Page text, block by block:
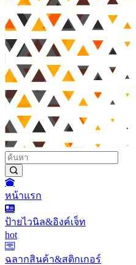
หน้าแรก
ป้ายไวนิล&อิงค์เจ็ท
hot
ฉลากสินค้า&สติกเกอร์